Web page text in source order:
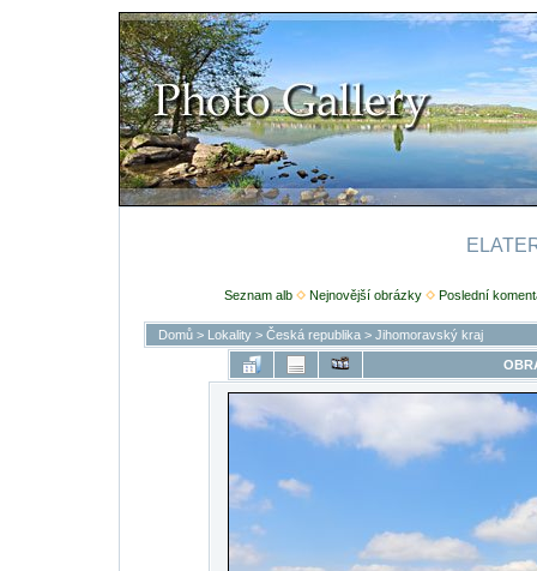
Seznam alb Nejnovější obrázky Poslední
Domů> Lokality> Česká republika> Jihomoravský kraj